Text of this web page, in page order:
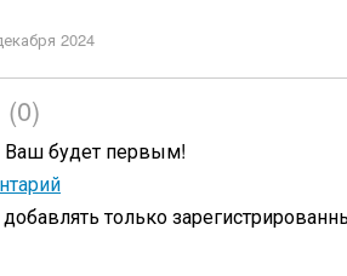
2024
Ваш будет первым!
только